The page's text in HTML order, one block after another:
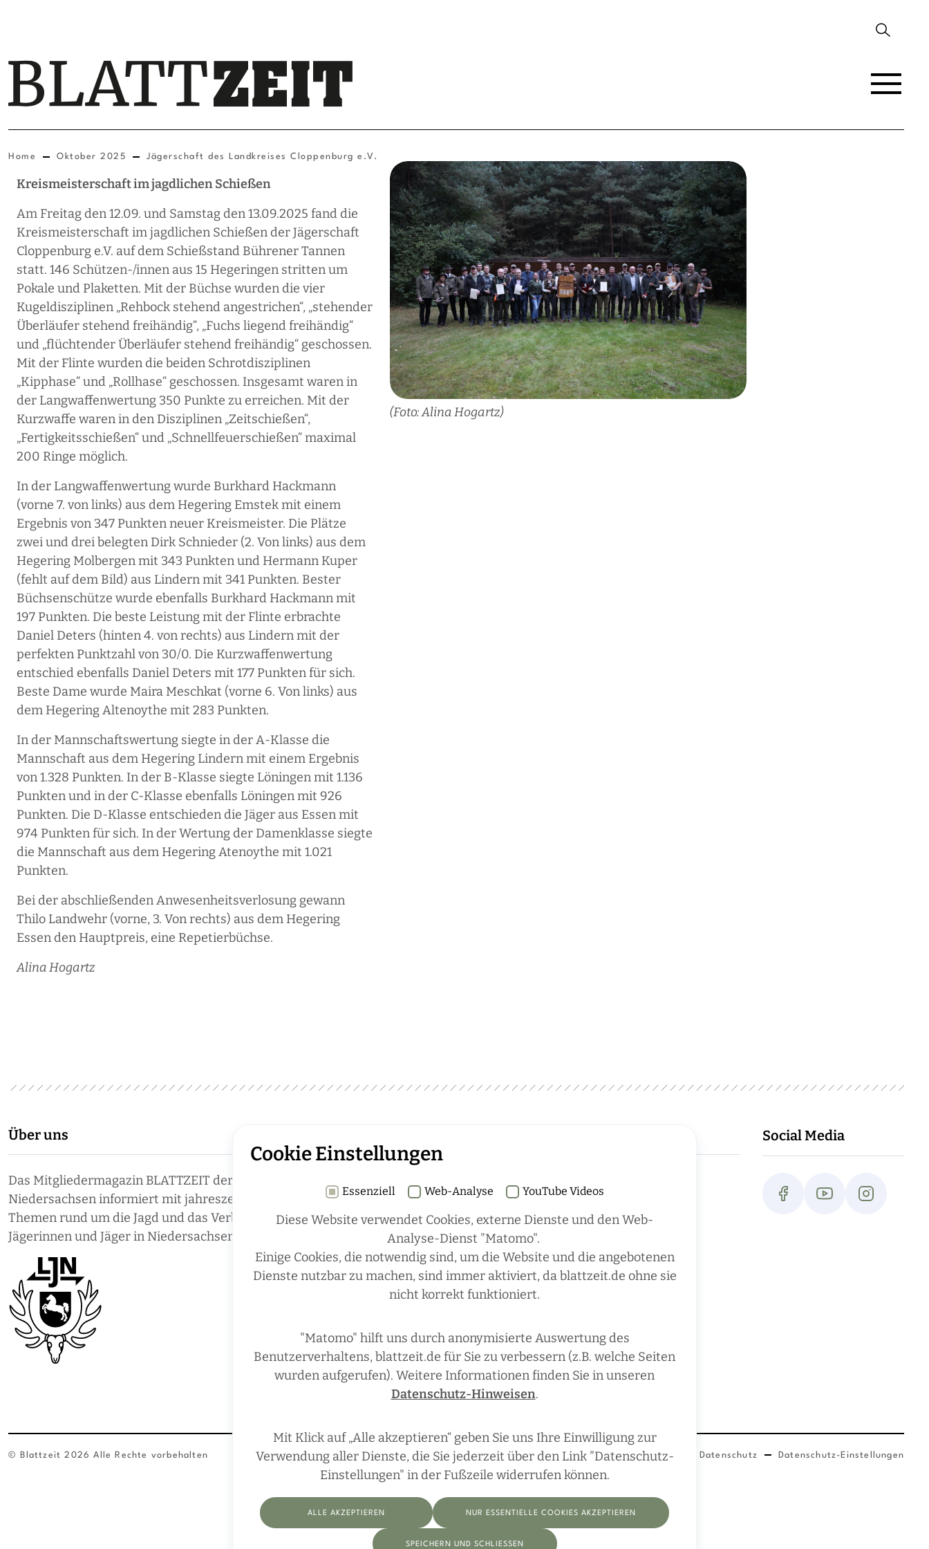
Home Oktober 2025 Jägerschaft des Landkreises Cloppenburg e.V.
(Foto: Alina Hogartz)
Kreismeisterschaft im jagdlichen Schießen
Am Freitag den 12.09. und Samstag den 13.09.2025 fand die
Kreismeisterschaft im jagdlichen Schießen der Jägerschaft
Cloppenburg e.V. auf dem Schießstand Bührener Tannen
statt. 146 Schützen-/innen aus 15 Hegeringen stritten um
Pokale und Plaketten. Mit der Büchse wurden die vier
Kugeldisziplinen „Rehbock stehend angestrichen“, „stehender
Überläufer stehend freihändig“, „Fuchs liegend freihändig“
und „flüchtender Überläufer stehend freihändig“ geschossen.
Mit der Flinte wurden die beiden Schrotdisziplinen
„Kipphase“ und „Rollhase“ geschossen. Insgesamt waren in
der Langwaffenwertung 350 Punkte zu erreichen. Mit der
Kurzwaffe waren in den Disziplinen „Zeitschießen“,
„Fertigkeitsschießen“ und „Schnellfeuerschießen“ maximal
200 Ringe möglich.
In der Langwaffenwertung wurde Burkhard Hackmann
(vorne 7. von links) aus dem Hegering Emstek mit einem
Ergebnis von 347 Punkten neuer Kreismeister. Die Plätze
zwei und drei belegten Dirk Schnieder (2. Von links) aus dem
Hegering Molbergen mit 343 Punkten und Hermann Kuper
(fehlt auf dem Bild) aus Lindern mit 341 Punkten. Bester
Büchsenschütze wurde ebenfalls Burkhard Hackmann mit
197 Punkten. Die beste Leistung mit der Flinte erbrachte
Daniel Deters (hinten 4. von rechts) aus Lindern mit der
perfekten Punktzahl von 30/0. Die Kurzwaffenwertung
entschied ebenfalls Daniel Deters mit 177 Punkten für sich.
Beste Dame wurde Maira Meschkat (vorne 6. Von links) aus
dem Hegering Altenoythe mit 283 Punkten.
In der Mannschaftswertung siegte in der A-Klasse die
Mannschaft aus dem Hegering Lindern mit einem Ergebnis
von 1.328 Punkten. In der B-Klasse siegte Löningen mit 1.136
Punkten und in der C-Klasse ebenfalls Löningen mit 926
Punkten. Die D-Klasse entschieden die Jäger aus Essen mit
974 Punkten für sich. In der Wertung der Damenklasse siegte
die Mannschaft aus dem Hegering Atenoythe mit 1.021
Punkten.
Bei der abschließenden Anwesenheitsverlosung gewann
Thilo Landwehr (vorne, 3. Von rechts) aus dem Hegering
Essen den Hauptpreis, eine Repetierbüchse.
Alina Hogartz
Über uns
Das Mitgliedermagazin BLATTZEIT der Landesjägerschaft
Niedersachsen informiert mit jahreszeitlich aktuellen
Themen rund um die Jagd und das Verbandsgeschehen die
Jägerinnen und Jäger in Niedersachsen.
JÄGERSCHAFTEN
WILD & JAGD
REPORTAGEN
WILDTIERE
ÜBRIGENS
Social Media
© Blattzeit 2026 Alle Rechte vorbehalten Impressum Datenschutz Datenschutz-Einstellungen
Cookie Einstellungen
Essenziell Web-Analyse YouTube Videos
Diese Website verwendet Cookies, externe Dienste und den Web-
Analyse-Dienst "Matomo".
Einige Cookies, die notwendig sind, um die Website und die angebotenen
Dienste nutzbar zu machen, sind immer aktiviert, da blattzeit.de ohne sie
nicht korrekt funktioniert.
"Matomo" hilft uns durch anonymisierte Auswertung des
Benutzerverhaltens, blattzeit.de für Sie zu verbessern (z.B. welche Seiten
wurden aufgerufen). Weitere Informationen finden Sie in unseren
Datenschutz-Hinweisen.
Mit Klick auf „Alle akzeptieren“ geben Sie uns Ihre Einwilligung zur
Verwendung aller Dienste, die Sie jederzeit über den Link "Datenschutz-
Einstellungen" in der Fußzeile widerrufen können.
ALLE AKZEPTIEREN NUR ESSENTIELLE COOKIES AKZEPTIEREN
SPEICHERN UND SCHLIESSEN